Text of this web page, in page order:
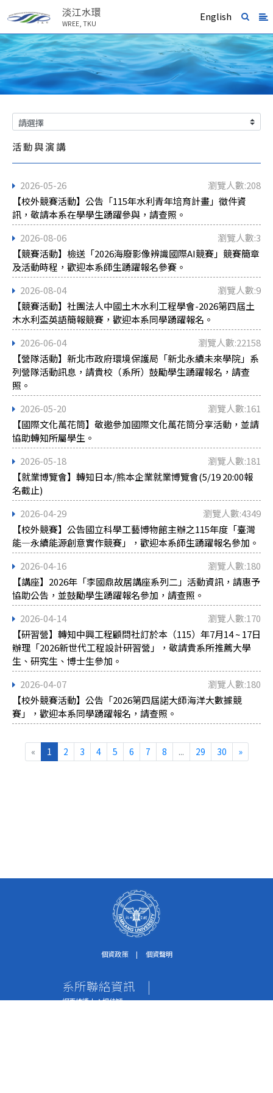
淡江水環
WREE, TKU
English
活動與演講
2026-05-26
瀏覽人數:208
【校外競賽活動】公告「115年水利青年培育計畫」徵件資
訊，敬請本系在學學生踴躍參與，請查照。
2026-08-06
瀏覽人數:3
【競賽活動】檢送「2026海廢影像辨識國際AI競賽」競賽簡章
及活動時程，歡迎本系師生踴躍報名參賽。
2026-08-04
瀏覽人數:9
【競賽活動】社團法人中國土木水利工程學會-2026第四屆土
木水利盃英語簡報競賽，歡迎本系同學踴躍報名。
2026-06-04
瀏覽人數:22158
【營隊活動】新北市政府環境保護局「新北永續未來學院」系
列營隊活動訊息，請貴校（系所）鼓勵學生踴躍報名，請查
照。
2026-05-20
瀏覽人數:161
【國際文化萬花筒】敬邀參加國際文化萬花筒分享活動，並請
協助轉知所屬學生。
2026-05-18
瀏覽人數:181
【就業博覽會】轉知日本/熊本企業就業博覽會(5/19 20:00報
名截止)
2026-04-29
瀏覽人數:4349
【校外競賽】公告國立科學工藝博物館主辦之115年度「臺灣
能―永續能源創意實作競賽」，歡迎本系師生踴躍報名參加。
2026-04-16
瀏覽人數:180
【講座】2026年「李國鼎故居講座系列二」活動資訊，請惠予
協助公告，並鼓勵學生踴躍報名參加，請查照。
2026-04-14
瀏覽人數:170
【研習營】轉知中興工程顧問社訂於本（115）年7月14 ~ 17日
辦理「2026新世代工程設計研習營」，敬請貴系所推薦大學
生、研究生、博士生參加。
2026-04-07
瀏覽人數:180
【校外競賽活動】公告「2026第四屆諾大師海洋大數據競
賽」，歡迎本系同學踴躍報名，請查照。
« 1 2 3 4 5 6 7 8 ... 29 30 »
個資政策 | 個資聲明
系所聯絡資訊 |
網頁維護人：楊佳穎